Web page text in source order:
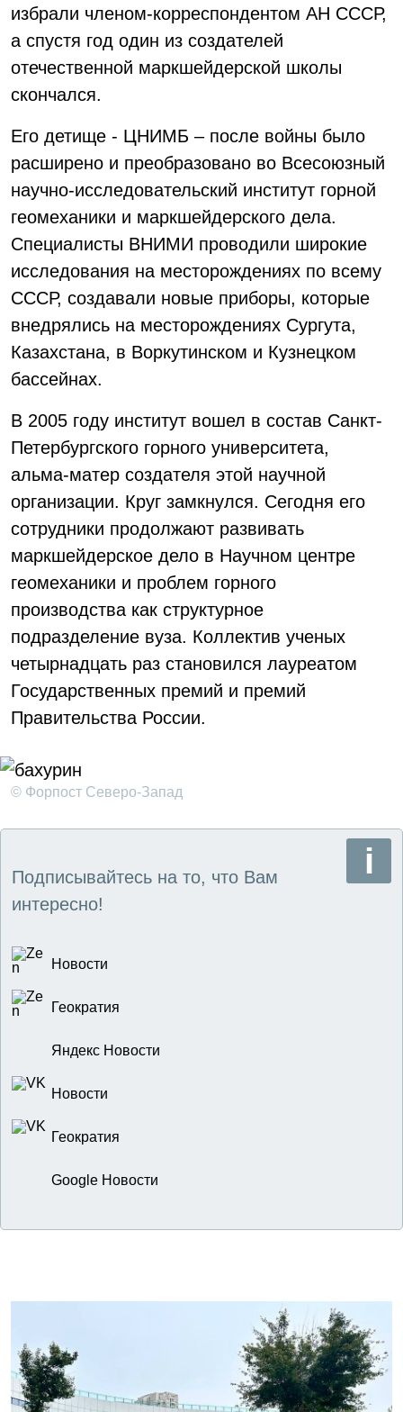
избрали членом-корреспондентом АН СССР,
а спустя год один из создателей
отечественной маркшейдерской школы
скончался.
Его детище - ЦНИМБ – после войны было
расширено и преобразовано во Всесоюзный
научно-исследовательский институт горной
геомеханики и маркшейдерского дела.
Специалисты ВНИМИ проводили широкие
исследования на месторождениях по всему
СССР, создавали новые приборы, которые
внедрялись на месторождениях Сургута,
Казахстана, в Воркутинском и Кузнецком
бассейнах.
В 2005 году институт вошел в состав Санкт-
Петербургского горного университета,
альма-матер создателя этой научной
организации. Круг замкнулся. Сегодня его
сотрудники продолжают развивать
маркшейдерское дело в Научном центре
геомеханики и проблем горного
производства как структурное
подразделение вуза. Коллектив ученых
четырнадцать раз становился лауреатом
Государственных премий и премий
Правительства России.
© Форпост Северо-Запад
Подписывайтесь на то, что Вам
интересно!
Новости
Геократия
Яндекс Новости
Новости
Геократия
Google Новости